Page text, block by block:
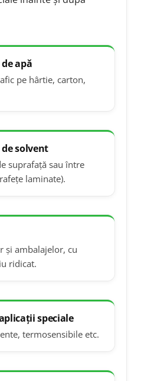
apă
pe hârtie, carton,
solvent
suprafață sau între
laminate).
și ambalajelor, cu
ridicat.
speciale
termosensibile etc.